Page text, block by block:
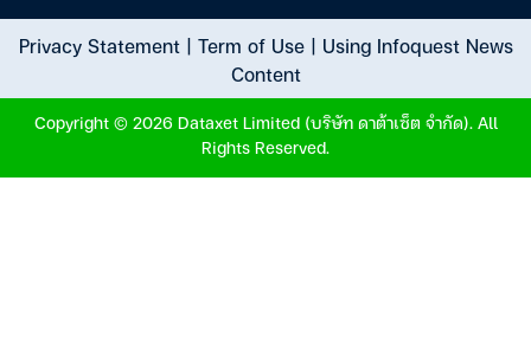
Privacy Statement| Term of Use| Using Infoquest News
Content
Copyright © 2026 Dataxet Limited (บริษัท ดาต้าเซ็ต จำกัด). All
Rights Reserved.